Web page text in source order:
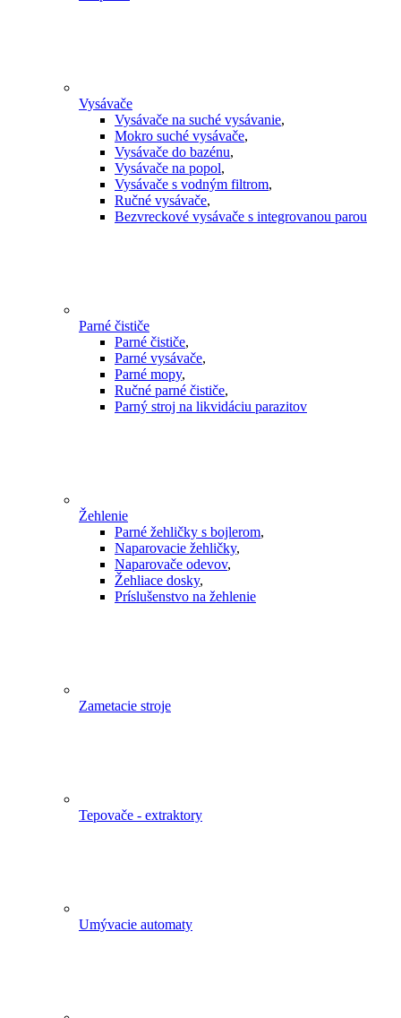
Vysávače
Vysávače na suché vysávanie,
Mokro suché vysávače,
Vysávače do bazénu,
Vysávače na popol,
Vysávače s vodným filtrom,
Ručné vysávače,
Bezvreckové vysávače s integrovanou parou
Parné čističe
Parné čističe,
Parné vysávače,
Parné mopy,
Ručné parné čističe,
Parný stroj na likvidáciu parazitov
Žehlenie
Parné žehličky s bojlerom,
Naparovacie žehličky,
Naparovače odevov,
Žehliace dosky,
Príslušenstvo na žehlenie
Zametacie stroje
Tepovače - extraktory
Umývacie automaty